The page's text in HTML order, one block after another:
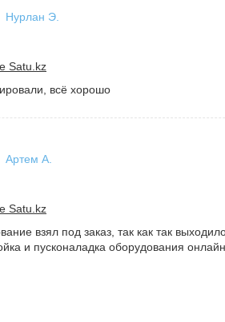
Нурлан Э.
Satu.kz
всё хорошо
Артем А.
Satu.kz
взял под заказ, так как так
и пусконаладка оборудования онлайн.